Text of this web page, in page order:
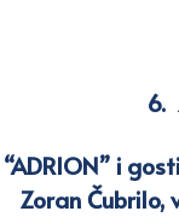
6.
“ADRION” i
Zoran Čubrilo,